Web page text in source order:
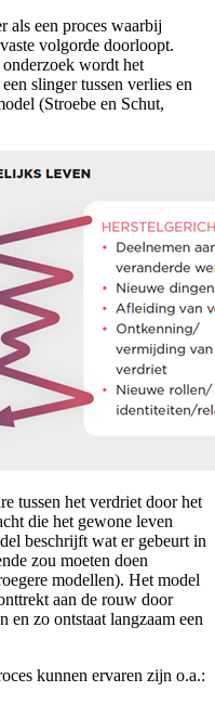
als een proces waarbij
volgorde doorloopt.
wordt het
slinger tussen verlies en
(Stroebe en Schut,
tussen het verdriet door het
die het gewone leven
beschrijft wat er gebeurt in
zou moeten doen
modellen). Het model
aan de rouw door
en zo ontstaat langzaam een
kunnen ervaren zijn o.a.: